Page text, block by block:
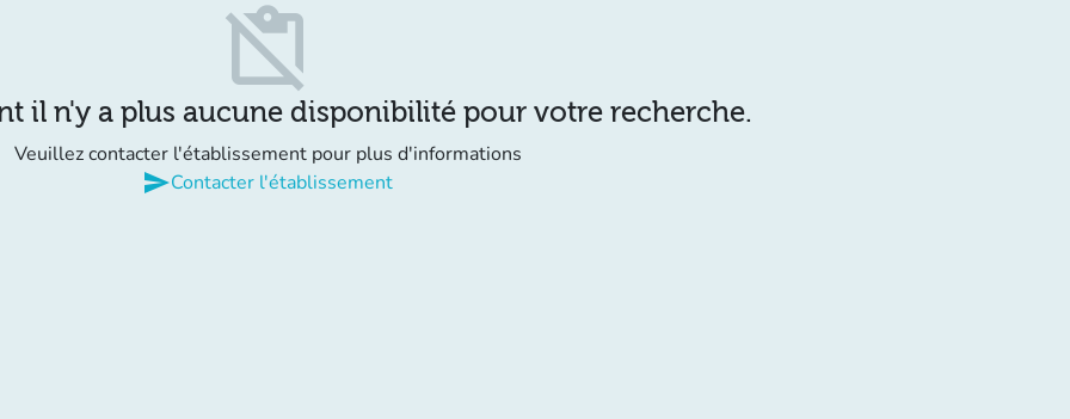
content_paste_off
il n'y a plus aucune disponibilité pour votre recherche.
Veuillez contacter l'établissement pour plus d'informations
sendContacter l'établissement